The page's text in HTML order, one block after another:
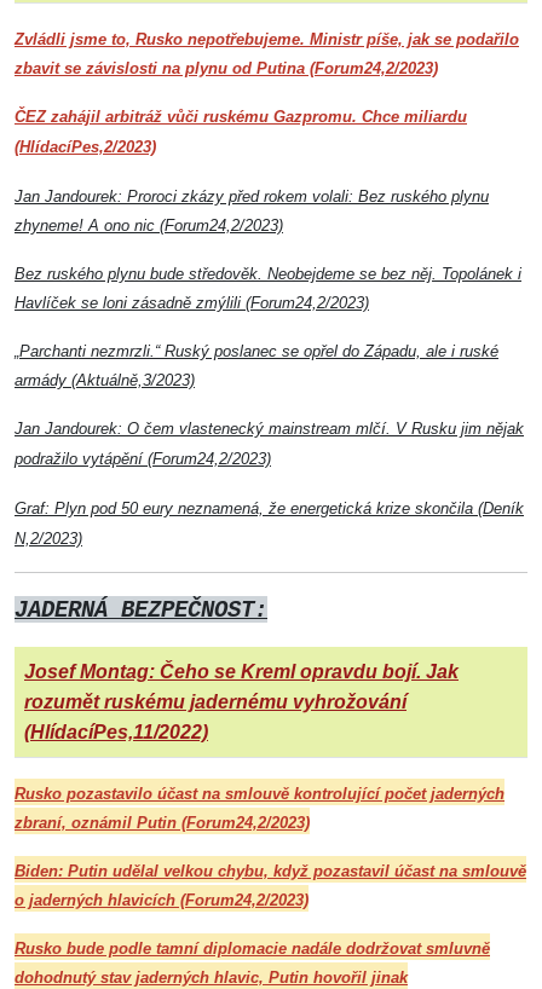
Zvládli jsme to, Rusko nepotřebujeme. Ministr píše, jak se podařilo
zbavit se závislosti na plynu od Putina (Forum24,2/2023)
ČEZ zahájil arbitráž vůči ruskému Gazpromu. Chce miliardu
(HlídacíPes,2/2023)
Jan Jandourek: Proroci zkázy před rokem volali: Bez ruského plynu
zhyneme! A ono nic (Forum24,2/2023)
Bez ruského plynu bude středověk. Neobejdeme se bez něj. Topolánek i
Havlíček se loni zásadně zmýlili (Forum24,2/2023)
„Parchanti nezmrzli.“ Ruský poslanec se opřel do Západu, ale i ruské
armády (Aktuálně,3/2023)
Jan Jandourek: O čem vlastenecký mainstream mlčí. V Rusku jim nějak
podražilo vytápění (Forum24,2/2023)
Graf: Plyn pod 50 eury neznamená, že energetická krize skončila (Deník
N,2/2023)
JADERNÁ BEZPEČNOST:
Josef Montag: Čeho se Kreml opravdu bojí. Jak
rozumět ruskému jadernému vyhrožování
(HlídacíPes,11/2022)
Rusko pozastavilo účast na smlouvě kontrolující počet jaderných
zbraní, oznámil Putin (Forum24,2/2023)
Biden: Putin udělal velkou chybu, když pozastavil účast na smlouvě
o jaderných hlavicích (Forum24,2/2023)
Rusko bude podle tamní diplomacie nadále dodržovat smluvně
dohodnutý stav jaderných hlavic, Putin hovořil jinak